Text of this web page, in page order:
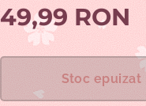
49,99RON
Stoc epuizat